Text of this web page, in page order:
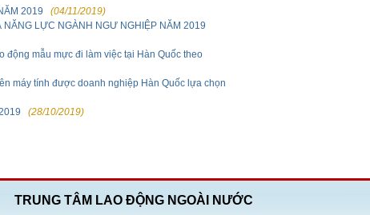
2019
(04/11/2019)
NĂNG LỰC NGÀNH NGƯ NGHIỆP NĂM 2019
động mẫu mực đi làm việc tại Hàn Quốc theo
máy tính được doanh nghiệp Hàn Quốc lựa chọn
(28/10/2019)
TRUNG TÂM LAO ĐỘNG NGOÀI NƯỚC